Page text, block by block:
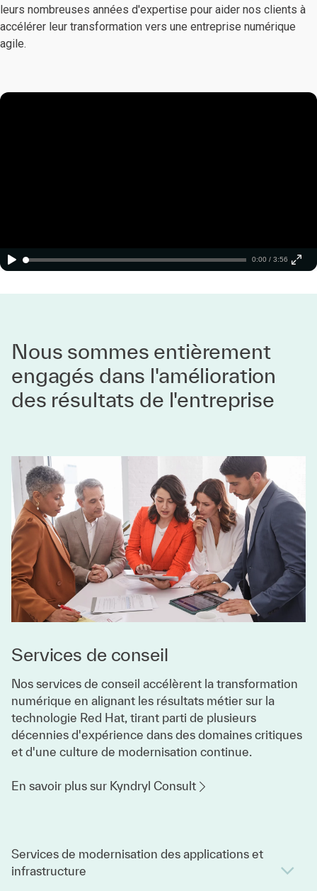
leurs nombreuses années d'expertise pour aider nos clients à
accélérer leur transformation vers une entreprise numérique
agile.
0:00 / 3:56
Nous sommes entièrement
engagés dans l'amélioration
des résultats de l'entreprise
Services de conseil
Nos services de conseil accélèrent la transformation
numérique en alignant les résultats métier sur la
technologie Red Hat, tirant parti de plusieurs
décennies d'expérience dans des domaines critiques
et d'une culture de modernisation continue.
En savoir plus sur Kyndryl Consult
Services de modernisation des applications et
infrastructure